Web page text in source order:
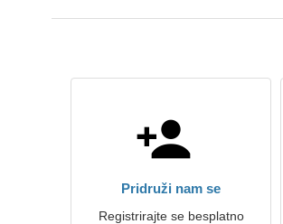
Pridruži nam se
Registrirajte se besplatno